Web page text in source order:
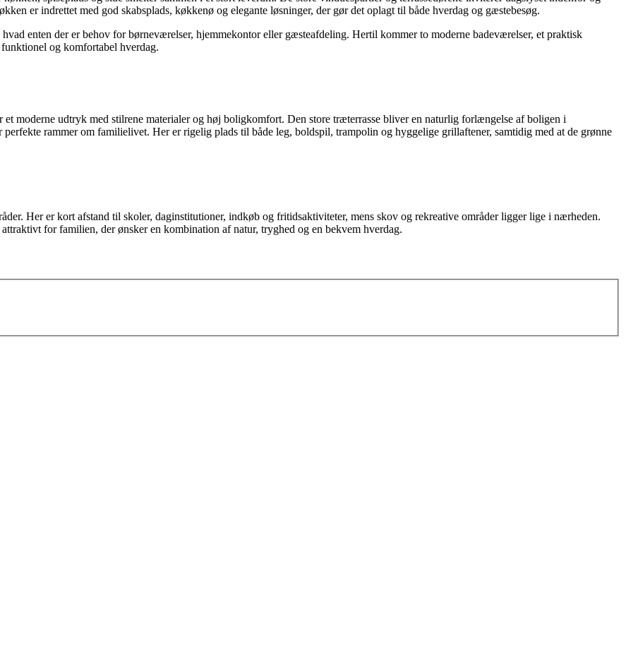
er indrettet med god skabsplads, køkkenø og elegante løsninger, der gør det oplagt til både hverdag og gæstebesøg.
enten der er behov for børneværelser, hjemmekontor eller gæsteafdeling. Hertil kommer to moderne badeværelser, et praktisk
og komfortabel hverdag.
moderne udtryk med stilrene materialer og høj boligkomfort. Den store træterrasse bliver en naturlig forlængelse af boligen i
perfekte rammer om familielivet. Her er rigelig plads til både leg, boldspil, trampolin og hyggelige grillaftener, samtidig med at de grønne
Her er kort afstand til skoler, daginstitutioner, indkøb og fritidsaktiviteter, mens skov og rekreative områder ligger lige i nærheden.
for familien, der ønsker en kombination af natur, tryghed og en bekvem hverdag.